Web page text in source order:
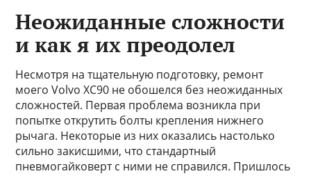
Неожиданные сложности
и как я их преодолел
Несмотря на тщательную подготовку, ремонт
моего Volvo XC90 не обошелся без неожиданных
сложностей. Первая проблема возникла при
попытке открутить болты крепления нижнего
рычага. Некоторые из них оказались настолько
сильно закисшими, что стандартный
пневмогайковерт с ними не справился. Пришлось